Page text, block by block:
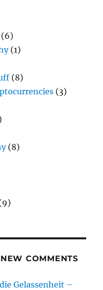
(1)
(8)
(3)
(8)
COMMENTS
Gelassenheit –